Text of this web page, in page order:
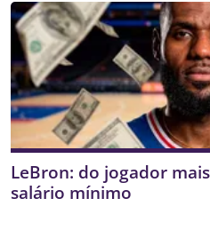
LeBron: do jogador
salário mínimo